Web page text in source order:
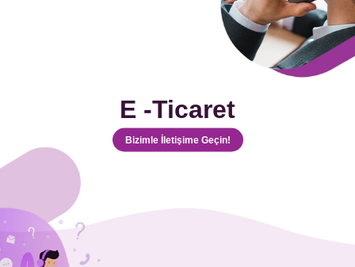
E -Ticaret
Bizimle İletişime Geçin!
Almak İstediğiniz Hizmet
Mesajınız